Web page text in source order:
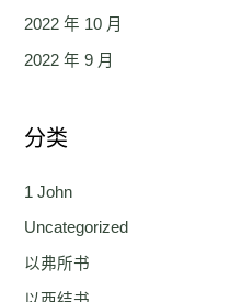
2022 年 10 月
2022 年 9 月
分类
1 John
Uncategorized
以弗所书